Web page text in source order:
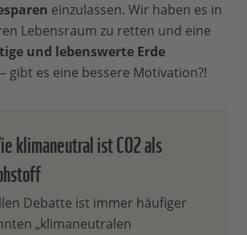
einzulassen. Wir haben es in
Lebensraum zu retten und eine
und lebenswerte Erde
gibt es eine bessere Motivation?!
klimaneutral ist CO2 als
Debatte ist immer häufiger
„klimaneutralen